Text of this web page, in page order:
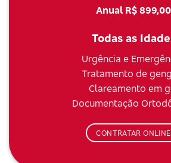
Anual R$ 899,00
Todas as
Urgência e
Tratamento de
Clareamento em
Documentação
CONTRATAR ONLINE